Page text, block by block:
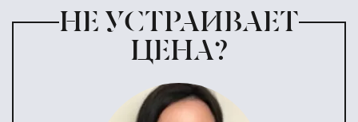
НЕ УСТРАИВАЕТ
ЦЕНА?